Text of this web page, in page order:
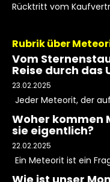
Rücktritt vom
Rubrik über
Vom
Reise durch das
23.02.2025
Jeder Meteorit, der
Woher kommen
sie eigentlich?
22.02.2025
Ein Meteorit ist ein